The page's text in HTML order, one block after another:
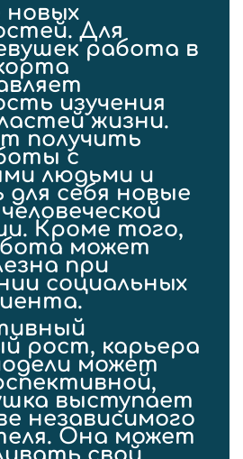
новых
Для
работа в
изучения
жизни.
получить
с
людьми и
себя новые
Кроме того,
может
при
социальных
рост, карьера
может
выступает
независимого
Она может